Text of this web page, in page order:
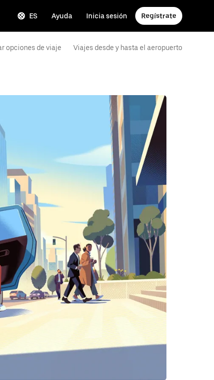
ES Ayuda Inicia sesión Regístrate
opciones de viaje Viajes desde y hasta el aeropuerto